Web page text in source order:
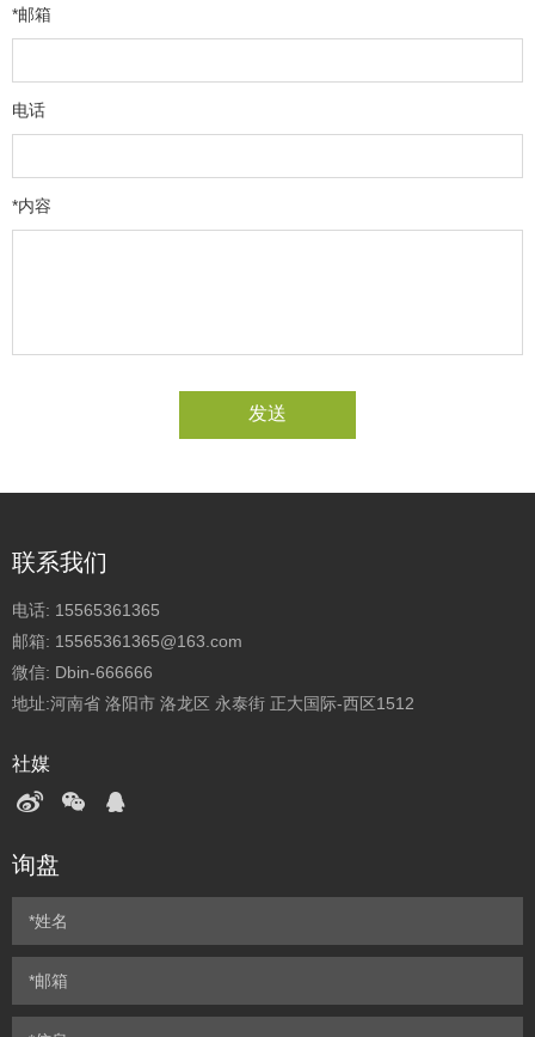
*邮箱
电话
*内容
发送
联系我们
电话: 15565361365
邮箱: 15565361365@163.com
微信: Dbin-666666
地址:河南省 洛阳市 洛龙区 永泰街 正大国际-西区1512
社媒
询盘